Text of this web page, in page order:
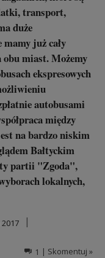
transport,
duże
już cały
obu miast. Możemy
ekspresowych
autobusami
między
na bardzo niskim
Bałtyckim
partii "Zgoda",
lokalnych,
|
1 | Skomentuj »